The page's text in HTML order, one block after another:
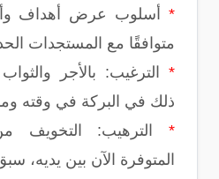
* أسلوب عرض أهداف
متوافقًا مع المستجدات
* الترغيب: بالأجر
ذلك في البركة في وقته
* الترهيب: التخويف
المتوفرة الآن بين يديه،